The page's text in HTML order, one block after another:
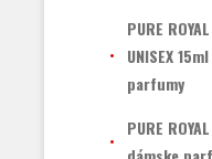
PURE ROYAL
UNISEX 15ml
parfumy
PURE